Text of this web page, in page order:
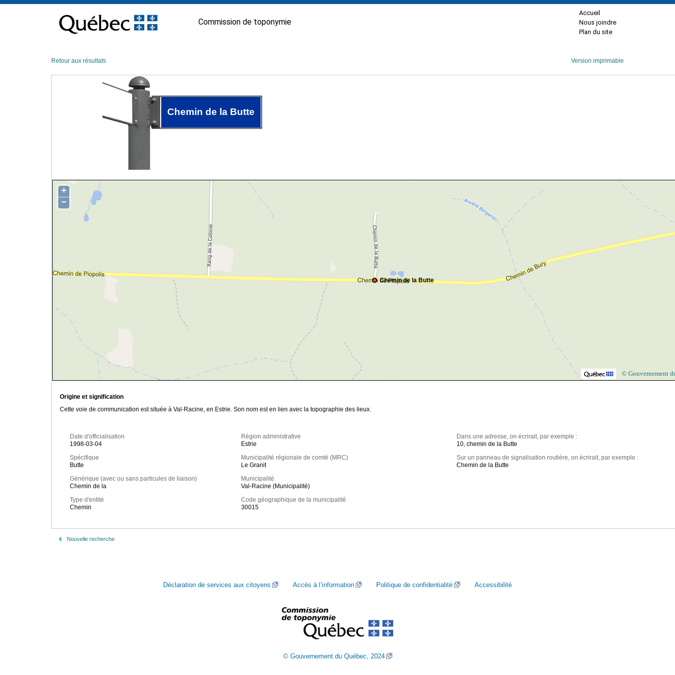
contenu
Commission de toponymie
Accueil
Nous joindre
Plan du site
Retour aux résultats Version imprimable
Chemin de la Butte
Chemin de la Butte
+
−
© Gouvernement
Origine et signification
Cette voie de communication est située à Val-Racine, en Estrie. Son nom est en lien avec la topographie des lieux.
Date d'officialisation
1998-03-04
Spécifique
Butte
Générique (avec ou sans particules de liaison)
Chemin de la
Type d'entité
Chemin
Région administrative
Estrie
Municipalité régionale de comté (MRC)
Le Granit
Municipalité
Val-Racine (Municipalité)
Code géographique de la municipalité
30015
Dans une adresse, on écrirait, par exemple :
10, chemin de la Butte
Sur un panneau de signalisation routière, on écrirait, par exemple :
Chemin de la Butte
Nouvelle recherche
Déclaration de services aux citoyens Accès à l’information Politique de confidentialité Accessibilité
© Gouvernement du Québec, 2024